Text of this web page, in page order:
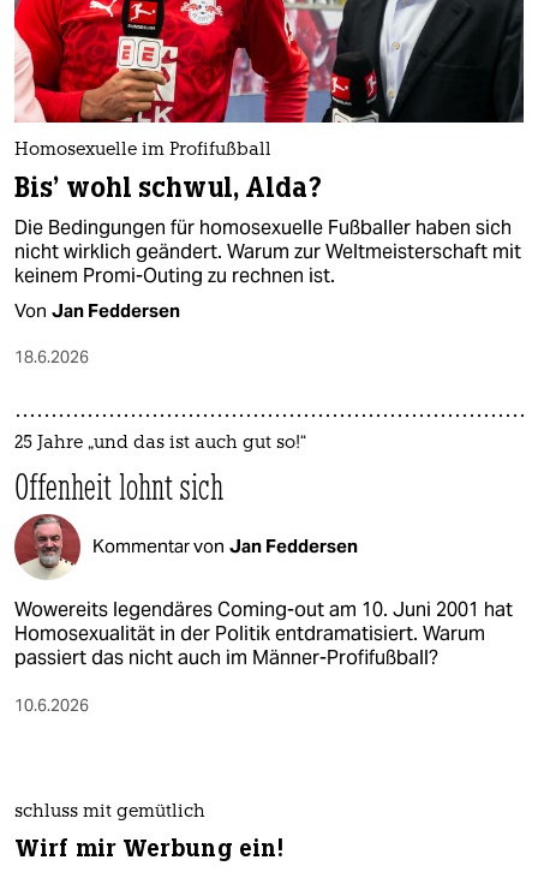
Homosexuelle im Profifußball
Bis’ wohl schwul, Alda?
Die Bedingungen für homosexuelle Fußballer haben sich
nicht wirklich geändert. Warum zur Weltmeisterschaft mit
keinem Promi-Outing zu rechnen ist.
Von Jan Feddersen
18.6.2026
25 Jahre „und das ist auch gut so!“
Offenheit lohnt sich
Kommentar von Jan Feddersen
Wowereits legendäres Coming-out am 10. Juni 2001 hat
Homosexualität in der Politik entdramatisiert. Warum
passiert das nicht auch im Männer-Profifußball?
10.6.2026
schluss mit gemütlich
Wirf mir Werbung ein!